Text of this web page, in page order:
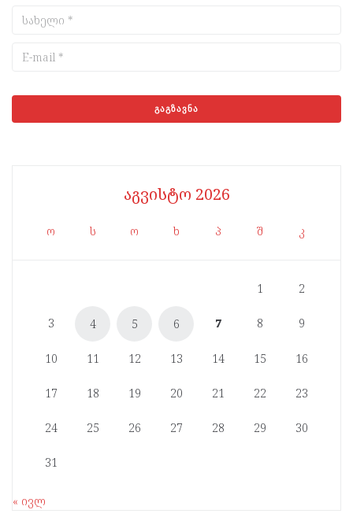
აგვისტო 2026
ო ს ო ხ პ შ კ
1 2
3 4 5 6 7 8 9
10 11 12 13 14 15 16
17 18 19 20 21 22 23
24 25 26 27 28 29 30
31
« ივლ